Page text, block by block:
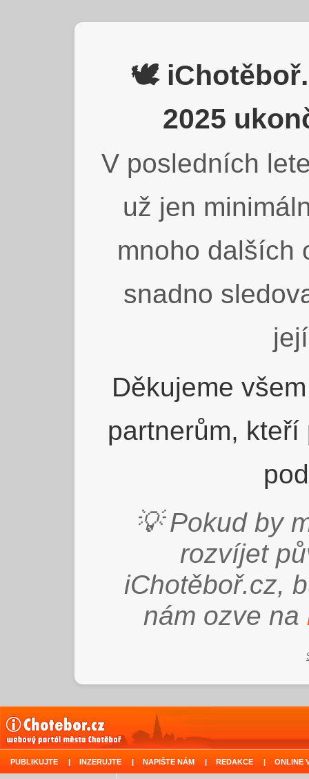
🕊️
2025
V posledních
už jen
mnoho dalších
snadno
Děkujeme
partnerům,
💡 Pokud by
rozvíjet
iChotěboř.cz,
nám ozve na
PUBLIKUJTE | INZERUJTE | NAPIŠTE NÁM | REDAKCE | ONLINE